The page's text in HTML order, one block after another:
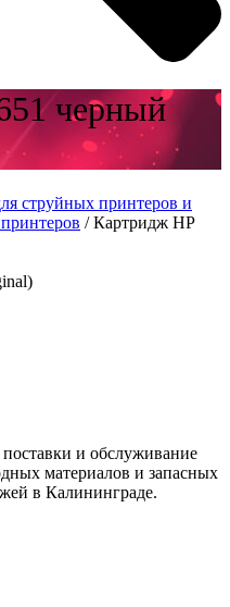
черный
струйных принтеров и
/ Картридж HP
и обслуживание
материалов и запасных
в Калининграде.